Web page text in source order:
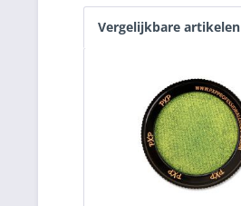
Vergelijkbare artikelen